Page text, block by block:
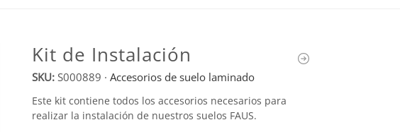
Kit de Instalación
SKU:S000889 · Accesorios de suelo laminado
Este kit contiene todos los accesorios necesarios para
realizar la instalación de nuestros suelos FAUS.